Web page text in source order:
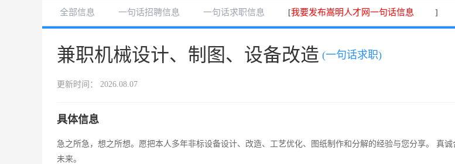
全部信息 一句话招聘信息 一句话求职信息 [我要发布嵩明人才网一句话信息 ]
兼职机械设计、制图、设备改造 (一句话求职)
更新时间： 2026.08.07
具体信息
急之所急，想之所想。愿把本人多年非标设备设计、改造、工艺优化、图纸制作和分解的经验与您分享。 真
未来。